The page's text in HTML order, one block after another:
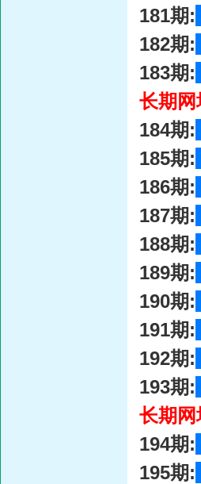
181期:
182期:
183期:
长期网
184期:
185期:
186期:
187期:
188期:
189期:
190期:
191期:
192期:
193期:
长期网
194期:
195期: